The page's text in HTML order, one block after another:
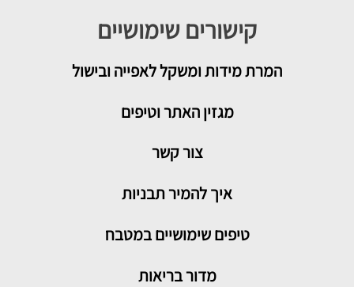
קישורים שימושיים
המרת מידות ומשקל לאפייה ובישול
מגזין האתר וטיפים
צור קשר
איך להמיר תבניות
טיפים שימושיים במטבח
מדור בריאות